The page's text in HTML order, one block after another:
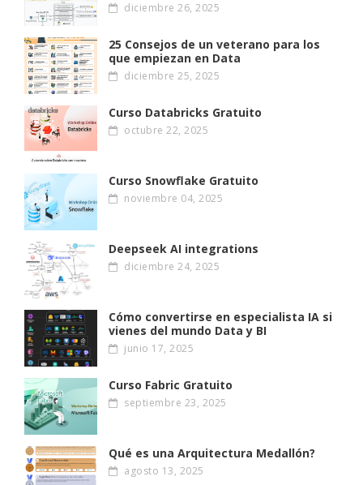
diciembre 26, 2025
25 Consejos de un veterano para los
que empiezan en Data
diciembre 25, 2025
Curso Databricks Gratuito
octubre 22, 2025
Curso Snowflake Gratuito
noviembre 04, 2025
Deepseek AI integrations
diciembre 24, 2025
Cómo convertirse en especialista IA si
vienes del mundo Data y BI
junio 17, 2025
Curso Fabric Gratuito
septiembre 23, 2025
Qué es una Arquitectura Medallón?
agosto 13, 2025